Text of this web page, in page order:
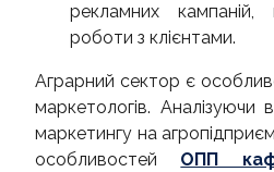
рекламних кампаній,
роботи з клієнтами.
Аграрний сектор є
маркетологів. Аналізуючи
маркетингу на
особливостей ОПП